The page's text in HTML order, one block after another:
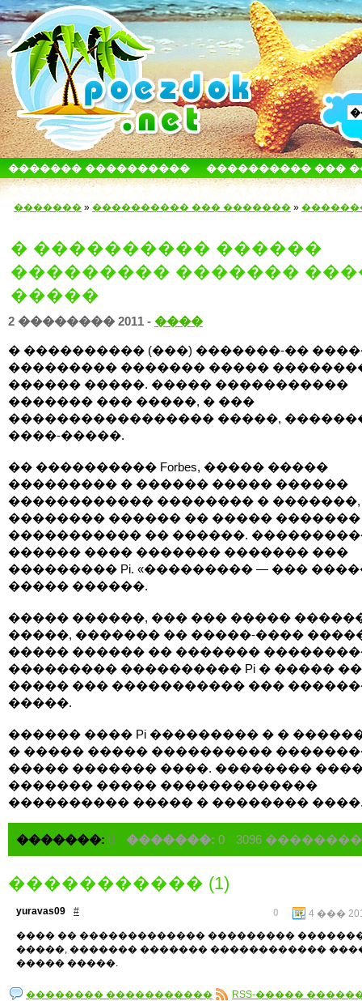
������� ����������
���������� ���
������������� ������
����� � ����
������� » ���������� ��� ������� »
� ���������� ������
��������� �������
�����
2 �������� 2011 - ����
� ���������� (���) �������-��
��������� ������� �����
������ �����. ����� �����������
������� ��� �����, � ���
����������������� �����,
����-�����.
�� ���������� Forbes, ����� �����
��������� � ������ ����� ������
������������ �������� � �������,
�������� ������ �� ����� �������
����������� �� ������.
������ ���� ������� ������� ���
��������� Pi. «��������� — ���
����� ������.
����� ������, ��� ��� �����
�����, ������� �� �����-����
����� ������ �� �������
��������� ���������� Pi � �����
����� ��� ����������� ���
�����.
������ ���� Pi ��������� � �
� ����� ����� ����������
����� ������� ����. ��������
������� ����� �������������
���������� ����� � ��������
�������: 0 �������: 0 3096
����������� (1)
yuravas09 # 4 ���
0
���� �� ������������� ���������
�����, ������� ������� ������������
����� �����.
�������� ����������� RSS-�����